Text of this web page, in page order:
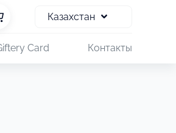
Казахстан
Card Контакты